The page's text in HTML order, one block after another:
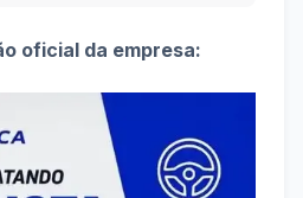
oficial da empresa: